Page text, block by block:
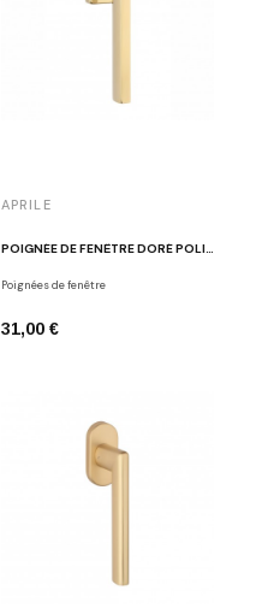
APRILE
Poignées de fenêtre
31,00 €